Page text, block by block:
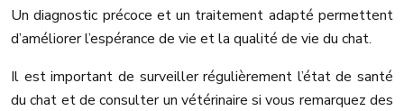
Un diagnostic précoce et un traitement adapté permettent
d’améliorer l’espérance de vie et la qualité de vie du chat.
Il est important de surveiller régulièrement l’état de santé
du chat et de consulter un vétérinaire si vous remarquez des